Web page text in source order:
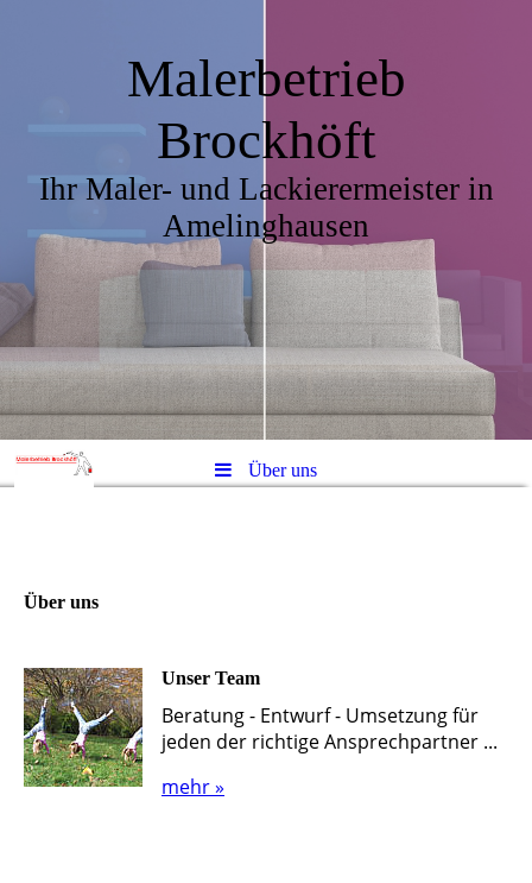
Malerbetrieb
Brockhöft
Ihr Maler- und Lackierermeister in
Amelinghausen
Über uns
Über uns
Unser Team
Beratung - Entwurf - Umsetzung für
jeden der richtige Ansprechpartner ...
mehr »